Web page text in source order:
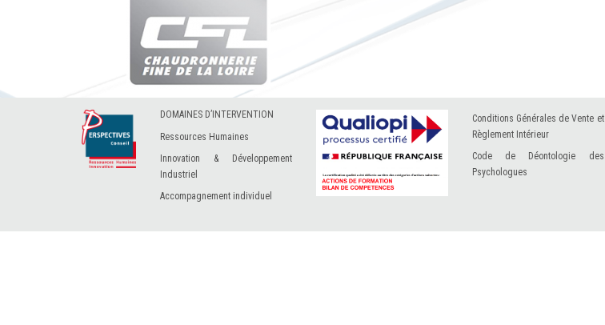
DOMAINES D’INTERVENTION
Ressources Humaines
Innovation & Développement
Industriel
Accompagnement individuel
Conditions Générales de Vente et
Règlement Intérieur
Code de Déontologie des
Psychologues